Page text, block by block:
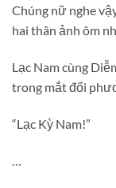
Chúng nữ nghe
hai thân ảnh ôm
Lạc Nam cùng
trong mắt đối
“Lạc Kỳ Nam!”
…